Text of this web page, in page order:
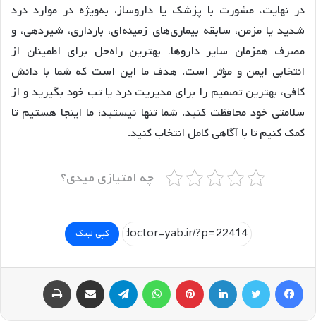
در نهایت، مشورت با پزشک یا داروساز، به‌ویژه در موارد درد
شدید یا مزمن، سابقه بیماری‌های زمینه‌ای، بارداری، شیردهی، و
مصرف همزمان سایر داروها، بهترین راه‌حل برای اطمینان از
انتخابی ایمن و مؤثر است. هدف ما این است که شما با دانش
کافی، بهترین تصمیم را برای مدیریت درد یا تب خود بگیرید و از
سلامتی خود محافظت کنید. شما تنها نیستید؛ ما اینجا هستیم تا
کمک کنیم تا با آگاهی کامل انتخاب کنید.
چه امتیازی میدی؟
کپی لینک
فیسبوک توییتر لینکداین پینتریست تلگرام اشتراک گذاری با ایمیل